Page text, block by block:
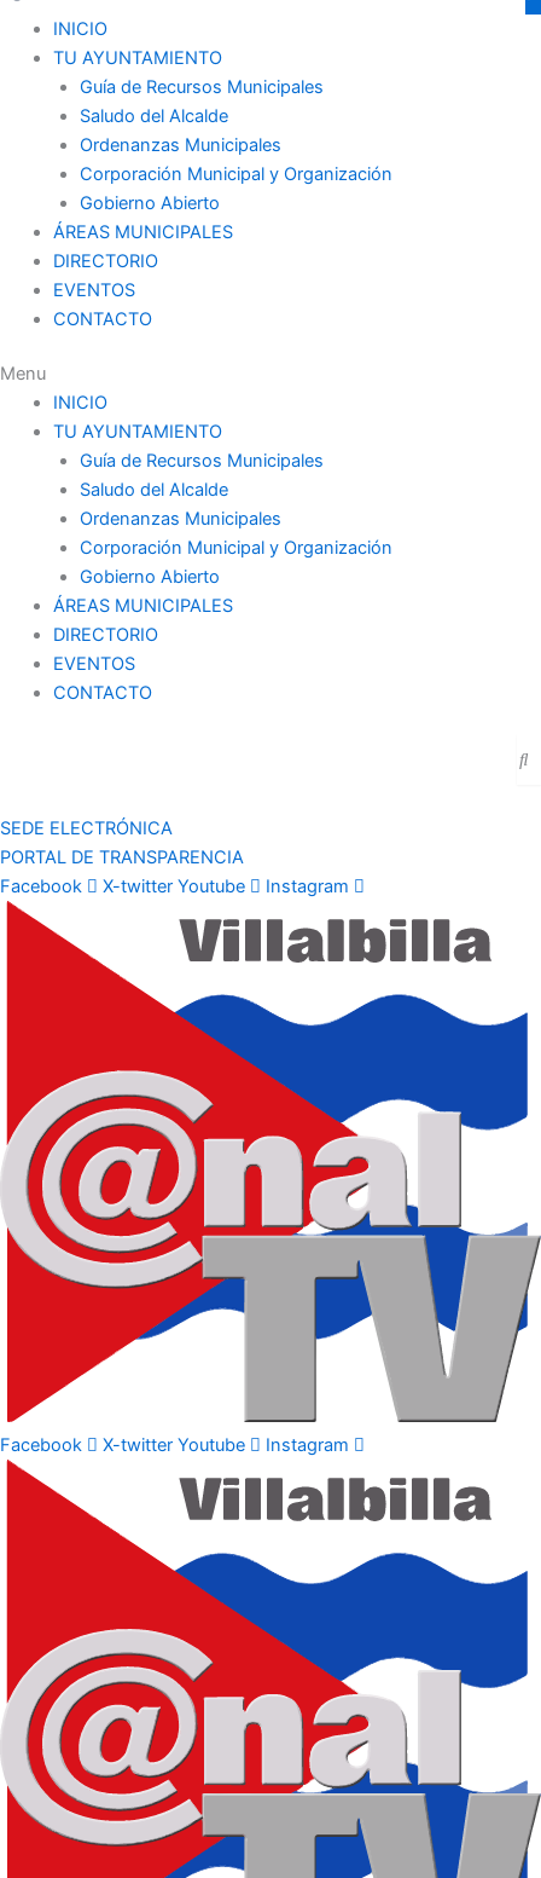
INICIO
TU AYUNTAMIENTO
Guía de Recursos Municipales
Saludo del Alcalde
Ordenanzas Municipales
Corporación Municipal y Organización
Gobierno Abierto
ÁREAS MUNICIPALES
DIRECTORIO
EVENTOS
CONTACTO
Menu
INICIO
TU AYUNTAMIENTO
Guía de Recursos Municipales
Saludo del Alcalde
Ordenanzas Municipales
Corporación Municipal y Organización
Gobierno Abierto
ÁREAS MUNICIPALES
DIRECTORIO
EVENTOS
CONTACTO
SEDE ELECTRÓNICA
PORTAL DE TRANSPARENCIA
Facebook
X-twitter Youtube Instagram
Facebook X-twitter Youtube Instagram